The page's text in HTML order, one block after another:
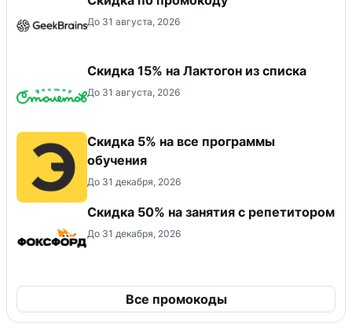
До 31 августа, 2026
Скидка 15% на Лактогон из списка
До 31 августа, 2026
Скидка 5% на все программы
обучения
До 31 декабря, 2026
Скидка 50% на занятия с репетитором
До 31 декабря, 2026
Все промокоды